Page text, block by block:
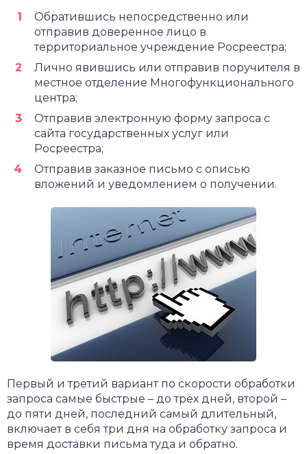
Обратившись непосредственно или
отправив доверенное лицо в
территориальное учреждение Росреестра;
Лично явившись или отправив поручителя в
местное отделение Многофункционального
центра;
Отправив электронную форму запроса с
сайта государственных услуг или
Росреестра;
Отправив заказное письмо с описью
вложений и уведомлением о получении.
Первый и третий вариант по скорости обработки
запроса самые быстрые – до трёх дней, второй –
до пяти дней, последний самый длительный,
включает в себя три дня на обработку запроса и
время доставки письма туда и обратно.